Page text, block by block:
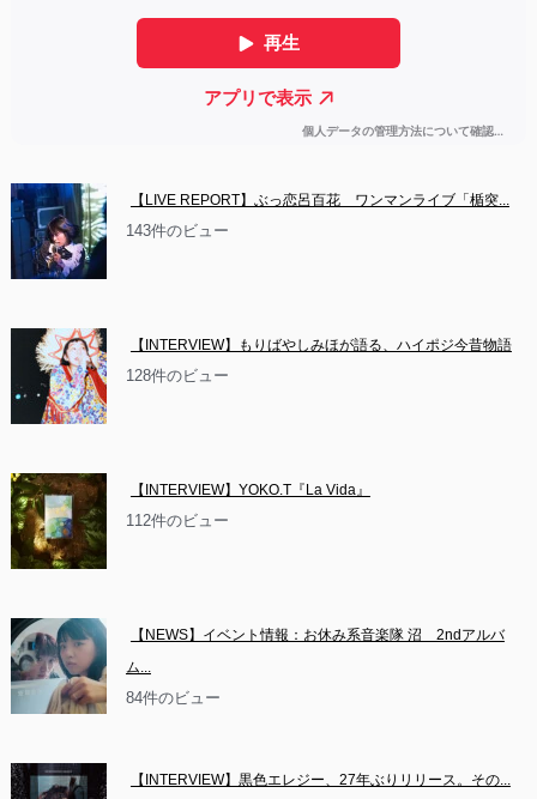
【LIVE REPORT】ぶっ恋呂百花　ワンマンライブ「楯突...
143件のビュー
【INTERVIEW】もりばやしみほが語る、ハイポジ今昔物語
128件のビュー
【INTERVIEW】YOKO.T『La Vida』
112件のビュー
【NEWS】イベント情報：お休み系音楽隊 沼　2ndアルバ
ム...
84件のビュー
【INTERVIEW】黒色エレジー、27年ぶりリリース。その...